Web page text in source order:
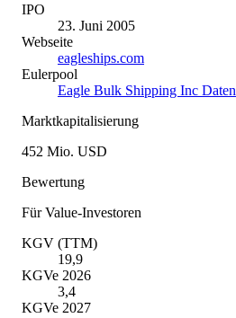
IPO
23. Juni 2005
Webseite
eagleships.com
Eulerpool
Eagle Bulk Shipping Inc Daten
Marktkapitalisierung
452 Mio. USD
Bewertung
Für Value-Investoren
KGV (TTM)
19,9
KGVe 2026
3,4
KGVe 2027